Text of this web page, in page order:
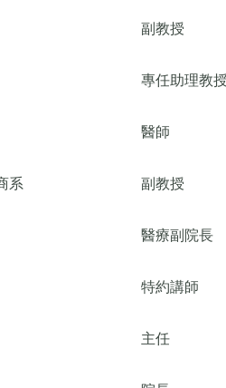
副教授
專任助理教
醫師
系 副教授
醫療副院長
特約講師
主任